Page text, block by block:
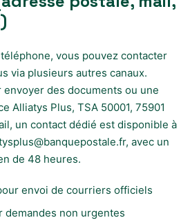
vous pouvez contacter
via plusieurs autres canaux.
envoyer des documents ou une
Alliatys Plus, TSA 50001, 75901
un contact dédié est disponible à
, avec un
de 48 heures.
envoi de courriers officiels
demandes non urgentes